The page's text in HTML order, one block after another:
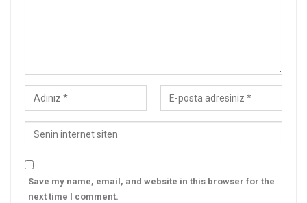
Save my name, email, and website in this browser for the
next time I comment.